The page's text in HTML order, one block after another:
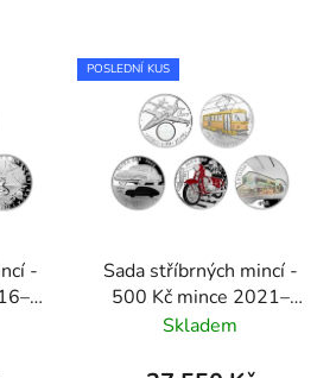
-
POSLEDNÍ KUS
Sada stříbrných mincí -
500 Kč mince 2021–
2025 proof
Skladem